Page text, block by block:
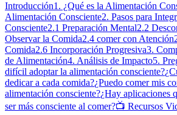
Introducción1. ¿Qué es la Alimentación
Alimentación Consciente2. Pasos para
Consciente2.1 Preparación Mental2.2
Observar la Comida2.4 comer con Atención
Comida2.6 Incorporación Progresiva3.
de Alimentación4. Análisis de Impacto5.
difícil adoptar la alimentación consciente?
dedicar a cada comida?¿Puedo comer mis
alimentación consciente?¿Hay aplicaciones
ser más consciente al comer?📺 Recursos